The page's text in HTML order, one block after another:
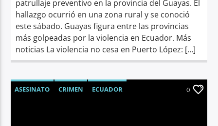
patrullaje preventivo en la provincia del Guayas. El
hallazgo ocurrió en una zona rural y se conoció
este sábado. Guayas figura entre las provincias
más golpeadas por la violencia en Ecuador. Más
noticias La violencia no cesa en Puerto López: […]
ASESINATO CRIMEN
ECUADOR
0